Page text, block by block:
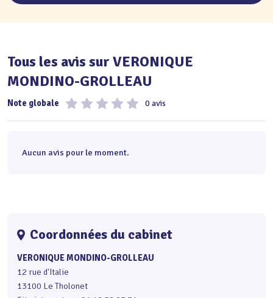
Tous les avis sur VERONIQUE
MONDINO-GROLLEAU
Note globale 0 avis
Aucun avis pour le moment.
Coordonnées du cabinet
VERONIQUE MONDINO-GROLLEAU
12 rue d'Italie
13100 Le Tholonet